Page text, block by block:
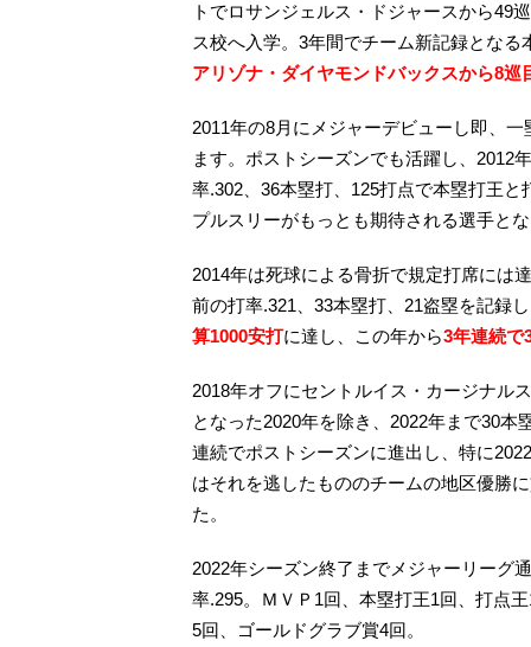
トでロサンジェルス・ドジャースから49
ス校へ入学。3年間でチーム新記録とな
アリゾナ・ダイヤモンドバックスから8巡
2011年の8月にメジャーデビューし即、
ます。ポストシーズンでも活躍し、2012
率.302、36本塁打、125打点で本塁打王
プルスリーがもっとも期待される選手と
2014年は死球による骨折で規定打席には
前の打率.321、33本塁打、21盗塁を記録
算1000安打に達し、この年から3年連続で
2018年オフにセントルイス・カージナル
となった2020年を除き、2022年まで30
連続でポストシーズンに進出し、特に
はそれを逃したもののチームの地区優勝
た。
2022年シーズン終了までメジャーリーグ
率.295。ＭＶＰ1回、本塁打王1回、打点
5回、ゴールドグラブ賞4回。